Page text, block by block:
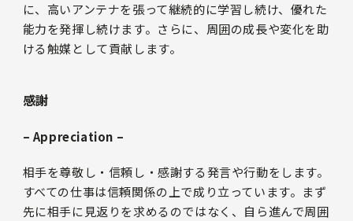
に、高いアンテナを張って継続的に学習し続け、優れた
能力を発揮し続けます。さらに、周囲の成長や変化を助
ける触媒として貢献します。
感謝
– Appreciation –
相手を尊敬し・信頼し・感謝する発言や行動をします。
すべての仕事は信頼関係の上で成り立っています。まず
先に相手に見返りを求めるのではなく、自ら進んで周囲